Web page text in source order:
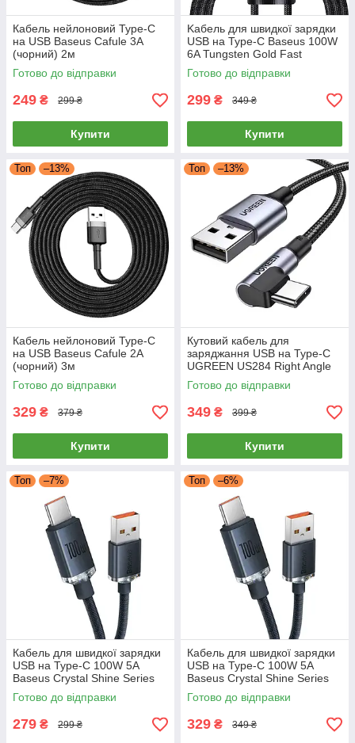
Кабель нейлоновий Type-C
на USB Baseus Cafule 3A
(чорний) 2м
Готово до відправки
249 ₴ 299 ₴
Купити
Kабель для швидкої зарядки
USB на Type-C Baseus 100W
6A Tungsten Gold Fast
Charging Cable 1м (чорний)
Готово до відправки
299 ₴ 349 ₴
Купити
Топ –13%
Кабель нейлоновий Type-C
на USB Baseus Cafule 2A
(чорний) 3м
Готово до відправки
329 ₴ 379 ₴
Купити
Топ –13%
Кутовий кабель для
заряджання USB на Type-C
UGREEN US284 Right Angle
3A г-подібний шнур тайп-сі 2
метри (сірий)
Готово до відправки
349 ₴ 399 ₴
Купити
Топ –7%
Кабель для швидкої зарядки
USB на Type-C 100W 5A
Baseus Crystal Shine Series
(чорний) 1.2м
Готово до відправки
279 ₴ 299 ₴
Топ –6%
Кабель для швидкої зарядки
USB на Type-C 100W 5A
Baseus Crystal Shine Series
(чорний) 2м
Готово до відправки
329 ₴ 349 ₴